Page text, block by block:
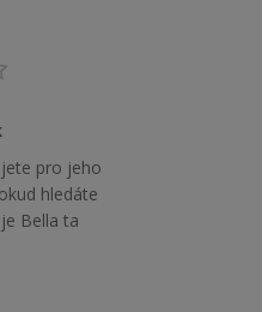
pro jeho
hledáte
Bella ta